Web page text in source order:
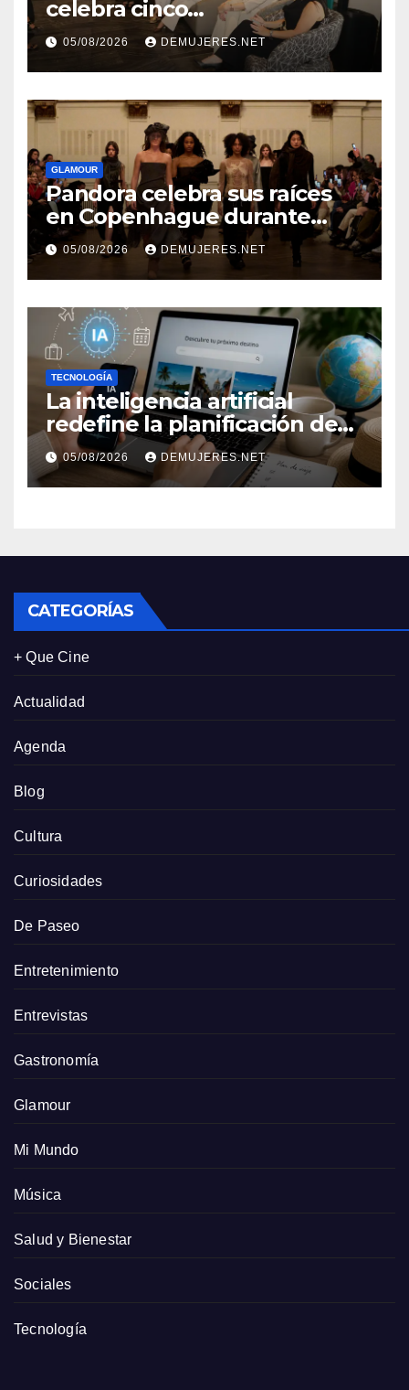
celebra cinco
añosimpulsando a las
mujeres a construir su
independencia financiera
05/08/2026 DEMUJERES.NET
GLAMOUR
Pandora celebra sus raíces
en Copenhague durante
Copenhagen Fashion Week a
través de alianzas creativas
05/08/2026 DEMUJERES.NET
TECNOLOGÍA
La inteligencia artificial
redefine la planificación de
viajes: Los huéspedes
centran sus decisiones y
expectativas enfocándose en
05/08/2026 DEMUJERES.NET
CATEGORÍAS
+ Que Cine
Actualidad
Agenda
Blog
Cultura
Curiosidades
De Paseo
Entretenimiento
Entrevistas
Gastronomía
Glamour
Mi Mundo
Música
Salud y Bienestar
Sociales
Tecnología